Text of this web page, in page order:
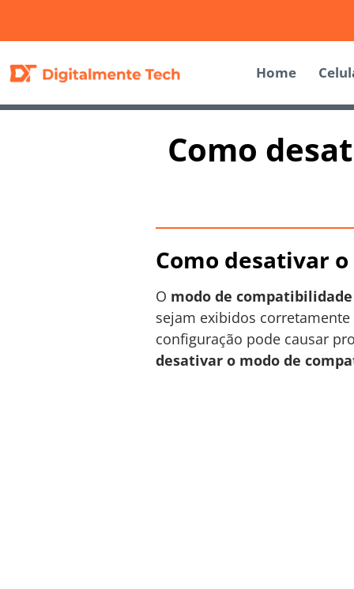
Home
Como
Como desativar
O modo de compatibilidade
sejam exibidos
configuração pode causar
desativar o modo de